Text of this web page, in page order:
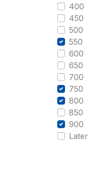
400
450
500
550
600
650
700
750
800
850
900